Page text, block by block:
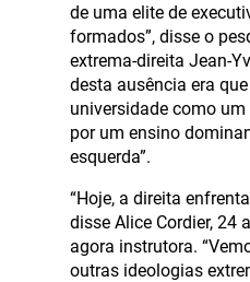
de uma elite de
formados”, disse o
extrema-direita Jean-
desta ausência era
universidade como
por um ensino
esquerda”.
“Hoje, a direita
disse Alice Cordier, 24
agora instrutora.
outras ideologias